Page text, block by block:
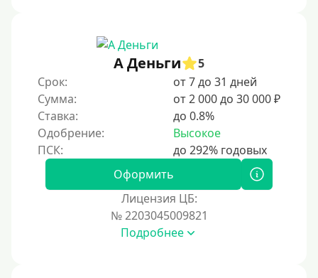
А Деньги
5
Срок:
от 7 до 31 дней
Сумма:
от 2 000 до 30 000 ₽
Ставка:
до 0.8%
Одобрение:
Высокое
Оформить
Лицензия ЦБ:
№ 2203045009821
Подробнее